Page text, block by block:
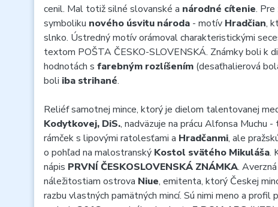
cenil. Mal totiž silné slovanské a národné cítenie.
symboliku nového úsvitu národa - motív Hradčian,
slnko. Ústredný motív orámoval charakteristickými
textom POŠTA ČESKO-SLOVENSKÁ. Známky boli k
hodnotách s farebným rozlíšením (desaťhalierová
boli iba strihané.
Reliéf samotnej mince, ktorý je dielom talentovanej
Kodytkovej, DiS., nadväzuje na prácu Alfonsa Muchu
rámček s lipovými ratolesťami a Hradčanmi, ale
o pohľad na malostranský Kostol svätého Mikuláša.
nápis PRVNÍ ČESKOSLOVENSKÁ ZNÁMKA.
náležitostiam ostrova Niue, emitenta, ktorý Českej
razbu vlastných pamätných mincí. Sú nimi meno a profil